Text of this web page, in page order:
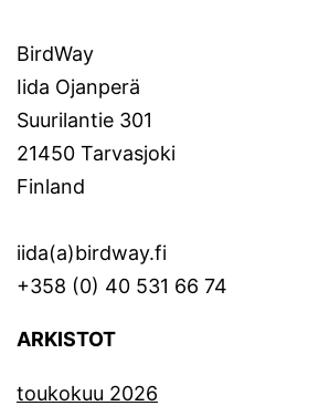
BirdWay
Iida Ojanperä
Suurilantie 301
21450 Tarvasjoki
Finland
iida(a)birdway.fi
+358 (0) 40 531 66 74
ARKISTOT
toukokuu 2026